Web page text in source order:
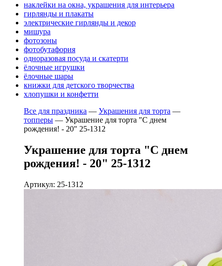
наклейки на окна, украшения для интерьера
гирлянды и плакаты
электрические гирлянды и декор
мишура
фотозоны
фотобутафория
одноразовая посуда и скатерти
ёлочные игрушки
ёлочные шары
книжки для детского творчества
хлопушки и конфетти
Все для праздника — Украшения для торта —
топперы — Украшение для торта "С днем
рождения! - 20" 25-1312
Украшение для торта "С днем
рождения! - 20" 25-1312
Артикул: 25-1312